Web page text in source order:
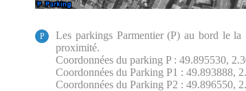
P
Les parkings Parmentier (P) au bord le la
proximité.
Coordonnées du parking P : 49.895530,
Coordonnées du Parking P1 : 49.893888,
Coordonnées du Parking P2 : 49.896550,